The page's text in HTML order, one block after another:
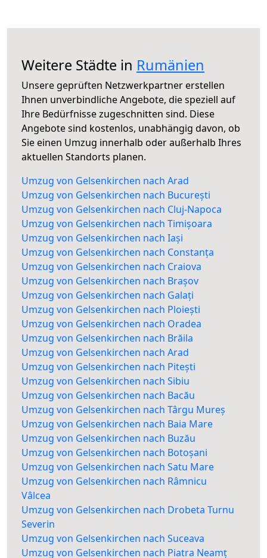
Weitere Städte in Rumänien
Unsere geprüften Netzwerkpartner erstellen
Ihnen unverbindliche Angebote, die speziell auf
Ihre Bedürfnisse zugeschnitten sind. Diese
Angebote sind kostenlos, unabhängig davon, ob
Sie einen Umzug innerhalb oder außerhalb Ihres
aktuellen Standorts planen.
Umzug von Gelsenkirchen nach Arad
Umzug von Gelsenkirchen nach București
Umzug von Gelsenkirchen nach Cluj-Napoca
Umzug von Gelsenkirchen nach Timișoara
Umzug von Gelsenkirchen nach Iași
Umzug von Gelsenkirchen nach Constanța
Umzug von Gelsenkirchen nach Craiova
Umzug von Gelsenkirchen nach Brașov
Umzug von Gelsenkirchen nach Galați
Umzug von Gelsenkirchen nach Ploiești
Umzug von Gelsenkirchen nach Oradea
Umzug von Gelsenkirchen nach Brăila
Umzug von Gelsenkirchen nach Arad
Umzug von Gelsenkirchen nach Pitești
Umzug von Gelsenkirchen nach Sibiu
Umzug von Gelsenkirchen nach Bacău
Umzug von Gelsenkirchen nach Târgu Mureș
Umzug von Gelsenkirchen nach Baia Mare
Umzug von Gelsenkirchen nach Buzău
Umzug von Gelsenkirchen nach Botoșani
Umzug von Gelsenkirchen nach Satu Mare
Umzug von Gelsenkirchen nach Râmnicu
Vâlcea
Umzug von Gelsenkirchen nach Drobeta Turnu
Severin
Umzug von Gelsenkirchen nach Suceava
Umzug von Gelsenkirchen nach Piatra Neamț